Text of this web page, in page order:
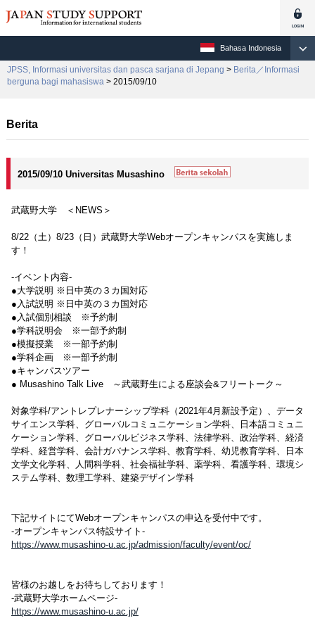
Bahasa Indonesia
JPSS, Informasi universitas dan pasca sarjana di Jepang > Berita／Informasi
berguna bagi mahasiswa > 2015/09/10
Berita
2015/09/10 Universitas Musashino
武蔵野大学 ＜NEWS＞
8/22（土）8/23（日）武蔵野大学Webオープンキャンパスを実施しま
す！
-イベント内容-
●大学説明 ※日中英の３カ国対応
●入試説明 ※日中英の３カ国対応
●入試個別相談 ※予約制
●学科説明会 ※一部予約制
●模擬授業 ※一部予約制
●学科企画 ※一部予約制
●キャンパスツアー
● Musashino Talk Live ～武蔵野生による座談会&フリートーク～
対象学科/アントレプレナーシップ学科（2021年4月新設予定）、データ
サイエンス学科、グローバルコミュニケーション学科、日本語コミュニ
ケーション学科、グローバルビジネス学科、法律学科、政治学科、経済
学科、経営学科、会計ガバナンス学科、教育学科、幼児教育学科、日本
文学文化学科、人間科学科、社会福祉学科、薬学科、看護学科、環境シ
ステム学科、数理工学科、建築デザイン学科
下記サイトにてWebオープンキャンパスの申込を受付中です。
-オープンキャンパス特設サイト-
https://www.musashino-u.ac.jp/admission/faculty/event/oc/
皆様のお越しをお待ちしております！
-武蔵野大学ホームページ-
https://www.musashino-u.ac.jp/